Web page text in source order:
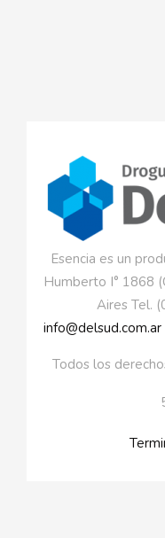
Esencia es un
Humberto I° 1868
Aires Tel.
info@delsud.com.ar
Todos los